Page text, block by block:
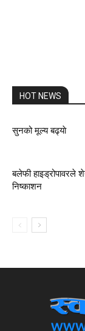
HOT NEWS
सुनको मूल्य बढ्याे
बलेफी हाइड्रोपावरले
निष्काशन